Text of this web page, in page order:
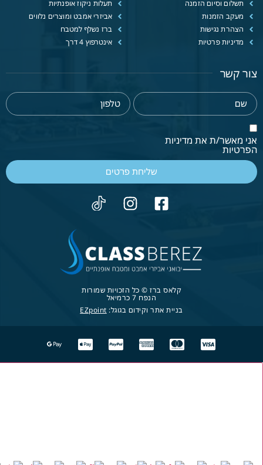
תשלום וסיום הזמנה
מעקב הזמנות
הצהרת נגישות
מדיניות פרטיות
תעלות ניקוז אופנתיות
אביזרי אמבט ומוצרים נלווים
ברז נשלף למטבח
אינטרפוץ 4 דרך
צור קשר
אני מאשר/ת את מדיניות
הפרטיות
שליחת פרטים
קלאס ברז © כל הזכויות שמורות
הנפח 7 כרמיאל
בניית אתר וקידום בגוגל: EZpoint